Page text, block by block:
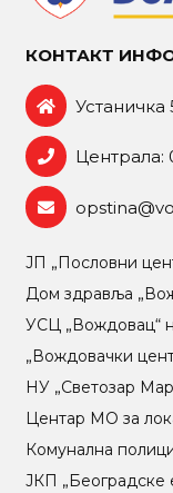
КОНТАКТ
Устаничка
Централа:
ЈП „Пословни
Дом здравља
УСЦ „Вождовац“
„Вождовачки
НУ „Светозар
Центар МO за
Комунална
ЈКП „Београдске